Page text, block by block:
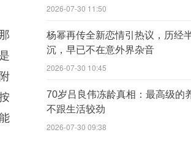
2026-07-30 11:50
杨幂再传全新恋情引热议，历经
沉，早已不在意外界杂音
2026-07-30 10:45
70岁吕良伟冻龄真相：最高级的
不跟生活较劲
2026-07-30 09:38